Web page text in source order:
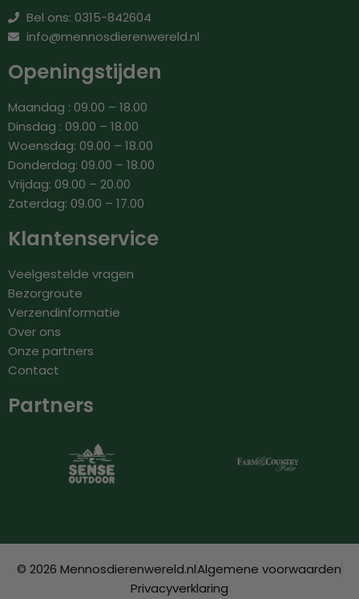
Bel ons: 0315-842604
info@mennosdierenwereld.nl
Openingstijden
Maandag : 09.00 – 18.00
Dinsdag : 09.00 – 18.00
Woensdag: 09.00 – 18.00
Donderdag: 09.00 – 18.00
Vrijdag: 09.00 – 20.00
Zaterdag: 09.00 – 17.00
Klantenservice
Veelgestelde vragen
Bezorgroute
Verzendinformatie
Over ons
Onze partners
Contact
Partners
© 2026 Mennosdierenwereld.nlAlgemene voorwaarden
Privacyverklaring